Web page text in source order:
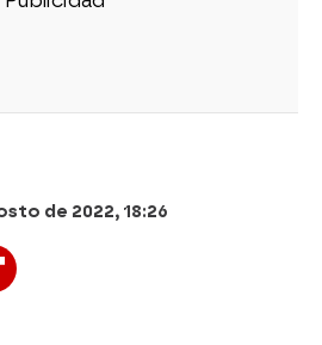
de 2022, 18:26